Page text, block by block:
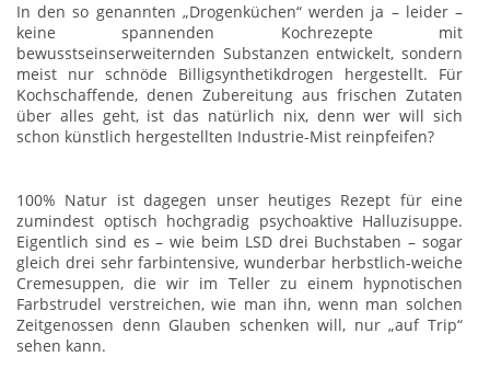
In den so genannten „Drogenküchen“ werden ja – leider –
keine spannenden Kochrezepte mit
bewusstseinserweiternden Substanzen entwickelt, sondern
meist nur schnöde Billigsynthetikdrogen hergestellt. Für
Kochschaffende, denen Zubereitung aus frischen Zutaten
über alles geht, ist das natürlich nix, denn wer will sich
schon künstlich hergestellten Industrie-Mist reinpfeifen?
100% Natur ist dagegen unser heutiges Rezept für eine
zumindest optisch hochgradig psychoaktive Halluzisuppe.
Eigentlich sind es – wie beim LSD drei Buchstaben – sogar
gleich drei sehr farbintensive, wunderbar herbstlich-weiche
Cremesuppen, die wir im Teller zu einem hypnotischen
Farbstrudel verstreichen, wie man ihn, wenn man solchen
Zeitgenossen denn Glauben schenken will, nur „auf Trip“
sehen kann.